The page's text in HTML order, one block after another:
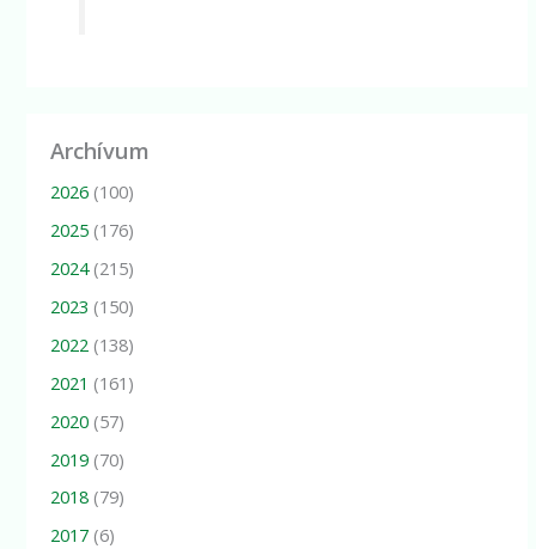
Archívum
2026 (100)
2025 (176)
2024(215)
2023 (150)
2022 (138)
2021 (161)
2020 (57)
2019 (70)
2018 (79)
2017 (6)